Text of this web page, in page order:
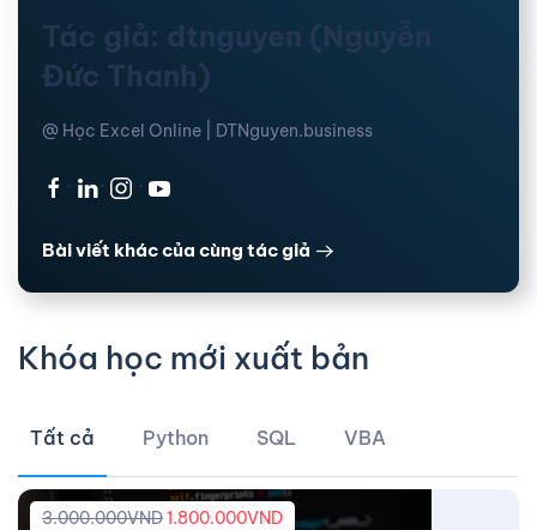
Tác giả: dtnguyen (Nguyễn
Đức Thanh)
@ Học Excel Online | DTNguyen.business
· · ·
Bài viết khác của cùng tác giả
Khóa học mới xuất bản
Tất cả Python SQL VBA
3.000.000VND1.800.000VND